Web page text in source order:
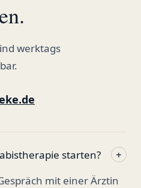
werktags
starten?
+
mit einer Ärztin